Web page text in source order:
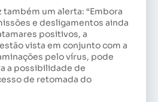
também um alerta: “Embora
e desligamentos ainda
positivos, a
vista em conjunto com a
pelo vírus, pode
a possibilidade de
de retomada do